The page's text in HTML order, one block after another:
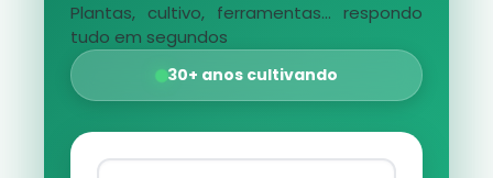
Plantas, cultivo, ferramentas... respondo
tudo em segundos
30+ anos cultivando